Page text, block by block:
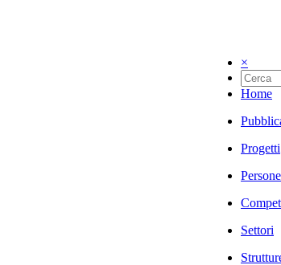
×
Home
Progetti
Persone
Settori